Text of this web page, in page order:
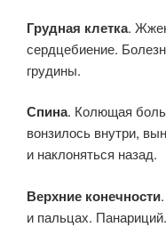
Грудная клетка.
сердцебиение.
грудины.
Спина. Колющая боль
вонзилось внутри,
и наклоняться назад.
Верхние конечности
и пальцах.